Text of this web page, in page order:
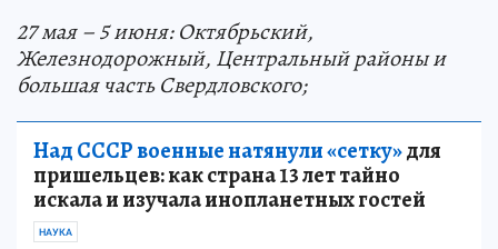
27 мая – 5 июня: Октябрьский,
Железнодорожный, Центральный районы и
большая часть Свердловского;
Над СССР военные натянули «сетку»для
пришельцев: как страна 13 лет тайно
искала и изучала инопланетных гостей
НАУКА